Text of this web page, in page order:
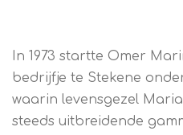
In 1973 startte Omer
bedrijfje te Stekene
waarin levensgezel
steeds uitbreidende